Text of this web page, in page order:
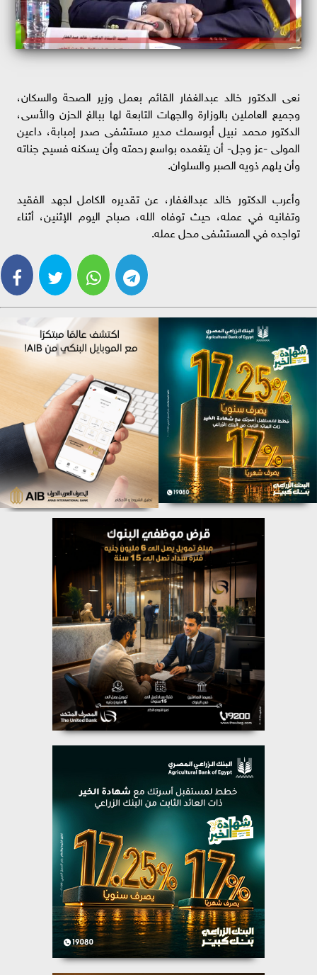
نعى الدكتور خالد عبدالغفار القائم بعمل وزير الصحة والسكان،
وجميع العاملين بالوزارة والجهات التابعة لها ببالغ الحزن والأسى،
الدكتور محمد نبيل أبوسمك مدير مستشفى صدر إمبابة، داعين
المولى -عز وجل- أن يتغمده بواسع رحمته وأن يسكنه فسيح جناته
وأن يلهم ذويه الصبر والسلوان.
وأعرب الدكتور خالد عبدالغفار، عن تقديره الكامل لجهد الفقيد
وتفانيه في عمله، حيث توفاه الله، صباح اليوم الإثنين، أثناء
تواجده في المستشفى محل عمله.